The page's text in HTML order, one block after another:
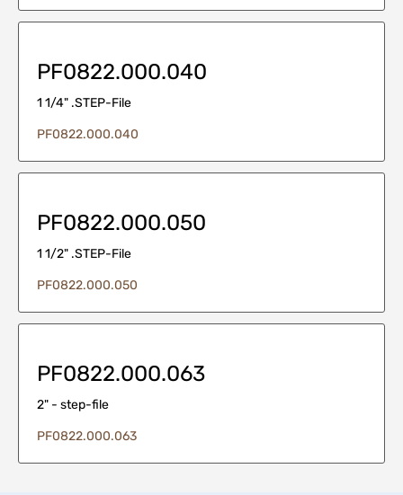
PF0822.000.040
1 1/4" .STEP-File
PF0822.000.040
PF0822.000.050
1 1/2" .STEP-File
PF0822.000.050
PF0822.000.063
2" - step-file
PF0822.000.063